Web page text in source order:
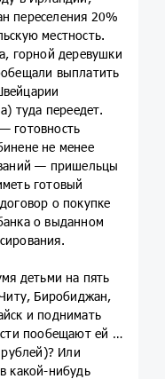
переселения 20%
местность.
горной деревушки
выплатить
туда переедет.
готовность
не менее
— пришельцы
готовый
о покупке
о выданном
детьми на пять
Биробиджан,
и поднимать
пообещают ей за
Или
какой-нибудь